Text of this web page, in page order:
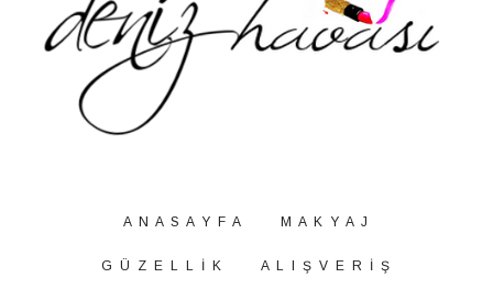
A N A S A Y F A M A K Y A J
G Ü Z E L L İ K A L I Ş V E R İ Ş